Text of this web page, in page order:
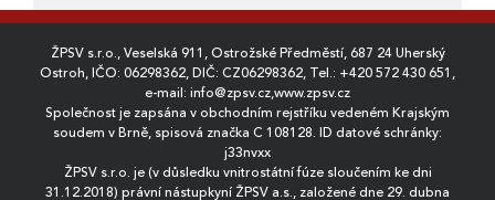
ŽPSV s.r.o., Veselská 911, Ostrožské Předměstí, 687 24 Uherský
Ostroh, IČO: 06298362, DIČ: CZ06298362, Tel.: +420 572 430 651 ,
e-mail: info@zpsv.cz,www.zpsv.cz
Společnost je zapsána v obchodním rejstříku vedeném Krajským
soudem v Brně, spisová značka C 108128. ID datové schránky:
j33nvxx
ŽPSV s.r.o. je (v důsledku vnitrostátní fúze sloučením ke dni
31.12.2018) právní nástupkyní ŽPSV a.s., založené dne 29. dubna